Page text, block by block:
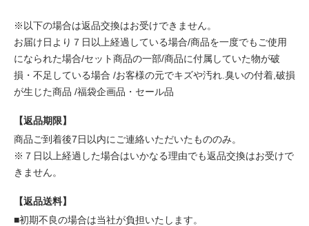
※以下の場合は返品交換はお受けできません。
お届け日より７日以上経過している場合/商品を一度でもご使用
になられた場合/セット商品の一部/商品に付属していた物が破
損・不足している場合 /お客様の元でキズや汚れ.臭いの付着,破損
が生じた商品 /福袋企画品・セール品
【返品期限】
商品ご到着後7日以内にご連絡いただいたもののみ。
※７日以上経過した場合はいかなる理由でも返品交換はお受けで
きません。
【返品送料】
■初期不良の場合は当社が負担いたします。